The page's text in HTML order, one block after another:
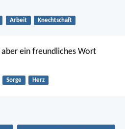
Arbeit Knechtschaft
aber ein freundliches Wort
Sorge Herz